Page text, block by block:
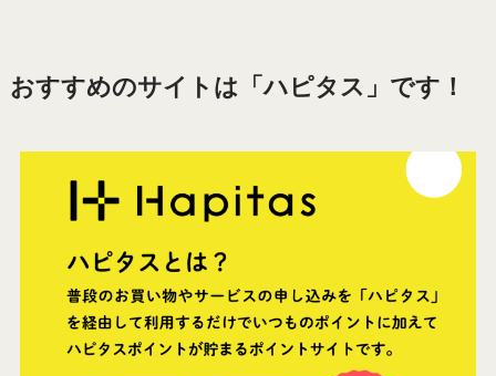
おすすめのサイトは「ハピタス」です！